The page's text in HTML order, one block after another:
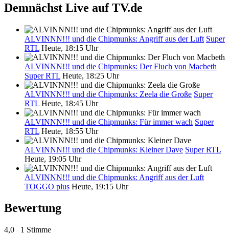
Demnächst Live auf TV.de
ALVINNN!!! und die Chipmunks: Angriff aus der Luft Super
RTL Heute, 18:15 Uhr
ALVINNN!!! und die Chipmunks: Der Fluch von Macbeth
Super RTL Heute, 18:25 Uhr
ALVINNN!!! und die Chipmunks: Zeela die Große Super
RTL Heute, 18:45 Uhr
ALVINNN!!! und die Chipmunks: Für immer wach Super
RTL Heute, 18:55 Uhr
ALVINNN!!! und die Chipmunks: Kleiner Dave Super RTL
Heute, 19:05 Uhr
ALVINNN!!! und die Chipmunks: Angriff aus der Luft
TOGGO plus Heute, 19:15 Uhr
Bewertung
4,0 1 Stimme